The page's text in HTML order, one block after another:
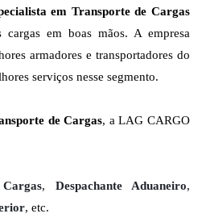
em Transporte de Cargas
em boas mãos. A empresa
armadores e transportadores do
serviços nesse segmento.
de Cargas, a LAG CARGO
, Despachante Aduaneiro,
, etc.